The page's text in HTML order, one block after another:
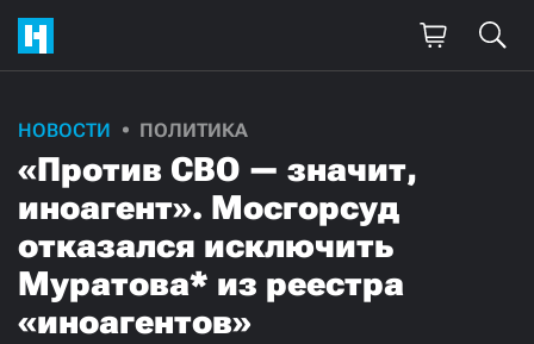
НОВОСТИ ПОЛИТИКА
«Против СВО — значит,
иноагент». Мосгорсуд
отказался исключить
Муратова* из реестра
«иноагентов»